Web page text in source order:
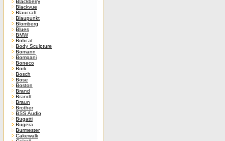
Blackberry
Blackvue
Blaucraft
Blaupunkt
Blomberg
Blues
BMW
Bobcat
Body Sculpture
Bomann
Bompani
Boneco
Bork
Bosch
Bose
Boston
Brand
Brandt
Braun
Brother
BSS Audio
Bugatti
Bugera
Burmester
Cakewalk